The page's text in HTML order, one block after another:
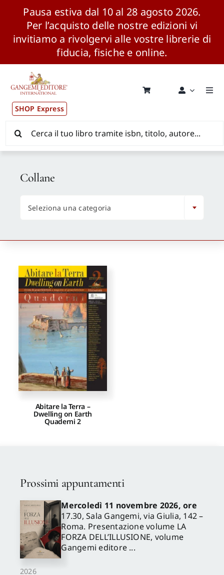
Pausa estiva dal 10 al 28 agosto 2026.
Per l’acquisto delle nostre edizioni vi
invitiamo a rivolgervi alle vostre librerie di
fiducia, fisiche e online.
contenuto
SHOP Express
Pubblicazioni
News ed Eventi
Distribuzione Wolrdwide
CONSIP / MEPA / ANVUR / CINECA
Autori
Proposte di pubblicazione
Gangemi Editore
Newsletter
per:
Abitare la Terra –
Dwelling on Earth
Quaderni 2
Collane
Seleziona una categoria
Prossimi appuntamenti
2026
Mercoledì 11 novembre 2026, ore
17.30, Sala Gangemi, via Giulia, 142 –
Roma. Presentazione volume LA
FORZA DELL’ILLUSIONE, volume
Gangemi editore ...